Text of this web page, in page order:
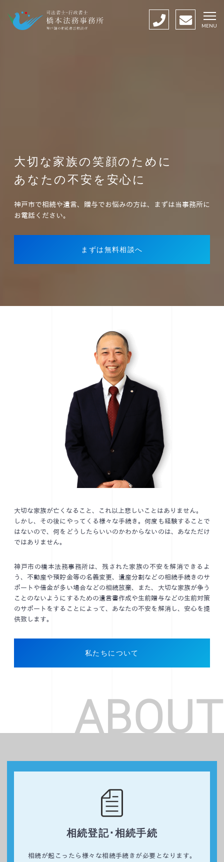
MENU
大切な家族の笑顔のために
あなたの不安を安心に
神戸市で相続や遺言、贈与でお悩みの方は、まずは当事務所に
お電話ください。
まずは無料相談へ
大切な家族が亡くなること、これ以上悲しいことはありません。
しかし、その後にやってくる様々な手続き。何度も経験することで
はないので、何をどうしたらいいのかわからないのは、あなただけ
ではありません。
神戸市の橋本法務事務所は、残された家族の不安を解消できるよ
う、不動産や預貯金等の名義変更、遺産分割などの相続手続きのサ
ポートや借金が多い場合などの相続放棄、また、大切な家族が争う
ことのないようにするための遺言書作成や生前贈与などの生前対策
のサポートをすることによって、あなたの不安を解消し、安心を提
供致します。
私たちについて
ABOUT
相続登記･相続手続
相続が起こったら様々な相続手続きが必要となります。